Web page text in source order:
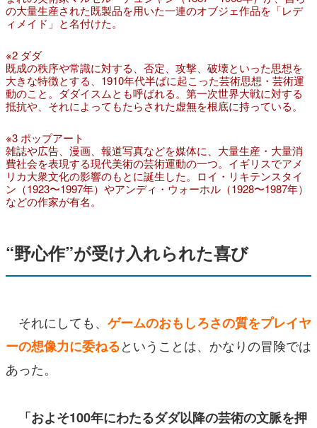
の大量生産された既製品を用いた一連のオブジェ作品を「レデ
ィメイド」と名付けた。
※2 ダダ
既成の秩序や常識に対する、否定、攻撃、破壊といった思想を
大きな特徴とする、1910年代半ばに起こった芸術思想・芸術運
動のこと。ダダイスムとも呼ばれる。第一次世界大戦に対する
抵抗や、それによってもたらされた虚無を根底に持っている。
※3 ポップアート
雑誌や広告、漫画、報道写真などを媒体に、大量生産・大量消
費社会を表現する現代美術の芸術運動の一つ。イギリスでアメ
リカ大衆文化の影響のもとに誕生した。ロイ・リキテンスタイ
ン（1923〜1997年）やアンディ・ウォーホル（1928〜1987年）
などの作家が有名。
“野心作”が受け入れられた喜び
それにしても、 ゲームのおもしろさの質をプレイヤ
ーの想像力に委ねるということは、かなりの冒険では
あった。
「およそ100年にわたるダダ以降の芸術の文脈を押